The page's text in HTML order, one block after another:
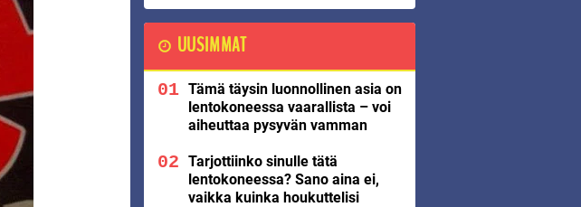
UUSIMMAT
Tämä täysin luonnollinen asia on
lentokoneessa vaarallista – voi
aiheuttaa pysyvän vamman
Tarjottiinko sinulle tätä
lentokoneessa? Sano aina ei,
vaikka kuinka houkuttelisi